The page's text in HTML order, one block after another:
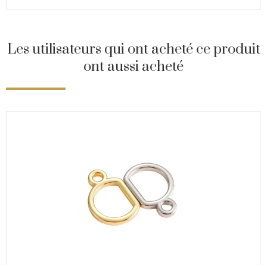
Les utilisateurs qui ont acheté ce produit
ont aussi acheté